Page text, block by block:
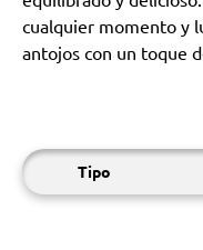
cualquier momento y
antojos con un toque
Tipo